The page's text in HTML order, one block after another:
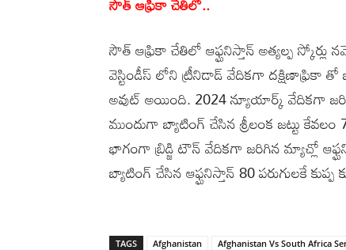
సౌత్ ఆఫ్రికా చేతిలో ఆఫ్ఘనిస్తాన్ అత్యల్ప
వెస్టిండీస్ లోని ట్రీనిడాడ్ వేదికగా దక్షిణాఫ్రికా
అవుట్ అయింది. 2024 న్యూయార్క్ వేదికగా
ముందుగా బ్యాటింగ్ చేసిన శ్రీలంక జట్టు
భాగంగా బ్రిడ్జి టౌన్ వేదికగా జరిగిన మ్యాచ్లో
బ్యాటింగ్ చేసిన ఆఫ్ఘనిస్తాన్ 80 పరుగులకే కుప్ప
TAGS Afghanistan Afghanistan Vs South Africa